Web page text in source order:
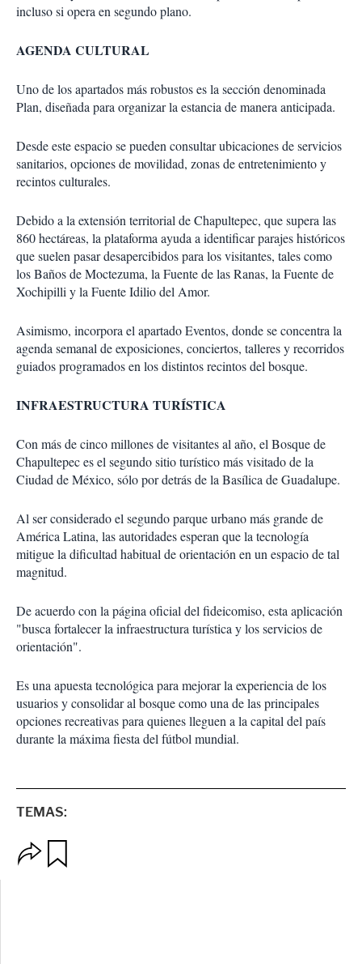
incluso si opera en segundo plano.
AGENDA CULTURAL
Uno de los apartados más robustos es la sección denominada
Plan, diseñada para organizar la estancia de manera anticipada.
Desde este espacio se pueden consultar ubicaciones de servicios
sanitarios, opciones de movilidad, zonas de entretenimiento y
recintos culturales.
Debido a la extensión territorial de Chapultepec, que supera las
860 hectáreas, la plataforma ayuda a identificar parajes históricos
que suelen pasar desapercibidos para los visitantes, tales como
los Baños de Moctezuma, la Fuente de las Ranas, la Fuente de
Xochipilli y la Fuente Idilio del Amor.
Asimismo, incorpora el apartado Eventos, donde se concentra la
agenda semanal de exposiciones, conciertos, talleres y recorridos
guiados programados en los distintos recintos del bosque.
INFRAESTRUCTURA TURÍSTICA
Con más de cinco millones de visitantes al año, el Bosque de
Chapultepec es el segundo sitio turístico más visitado de la
Ciudad de México, sólo por detrás de la Basílica de Guadalupe.
Al ser considerado el segundo parque urbano más grande de
América Latina, las autoridades esperan que la tecnología
mitigue la dificultad habitual de orientación en un espacio de tal
magnitud.
De acuerdo con la página oficial del fideicomiso, esta aplicación
"busca fortalecer la infraestructura turística y los servicios de
orientación".
Es una apuesta tecnológica para mejorar la experiencia de los
usuarios y consolidar al bosque como una de las principales
opciones recreativas para quienes lleguen a la capital del país
durante la máxima fiesta del fútbol mundial.
TEMAS: